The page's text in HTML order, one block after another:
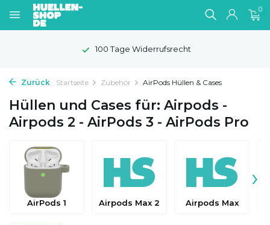
0
Gratis Versand
Zurück Startseite Zubehör AirPods Hüllen & Cases
Hüllen und Cases für: Airpods -
Airpods 2 - AirPods 3 - AirPods Pro
AirPods 1 Airpods Max 2 Airpods Max
›